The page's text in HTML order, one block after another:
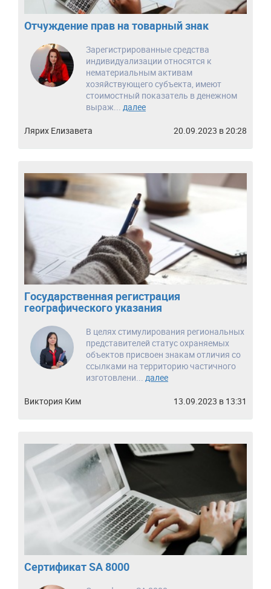
Отчуждение прав на товарный знак
Зарегистрированные средства
индивидуализации относятся к
нематериальным активам
хозяйствующего субъекта, имеют
стоимостный показатель в денежном
выраж... далее
Лярих Елизавета 20.09.2023 в 20:28
Государственная регистрация
географического указания
В целях стимулирования региональных
представителей статус охраняемых
объектов присвоен знакам отличия со
ссылками на территорию частичного
изготовлени... далее
Виктория Ким 13.09.2023 в 13:31
Сертификат SA 8000